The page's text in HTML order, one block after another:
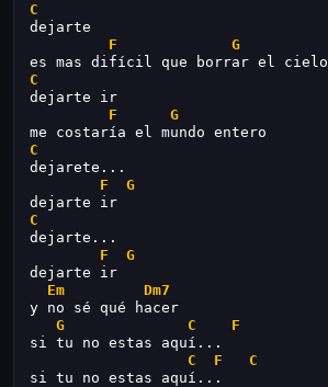
C
dejarte
F
G
es mas difícil que borrar el cielo
C
dejarte ir
F
G
me costaría el mundo entero
C
dejarete...
F
G
dejarte ir
C
dejarte...
F
G
dejarte ir
Em
Dm7
y no sé qué hacer
G
C
F
si tu no estas aquí...
C
F
C
si tu no estas aquí...